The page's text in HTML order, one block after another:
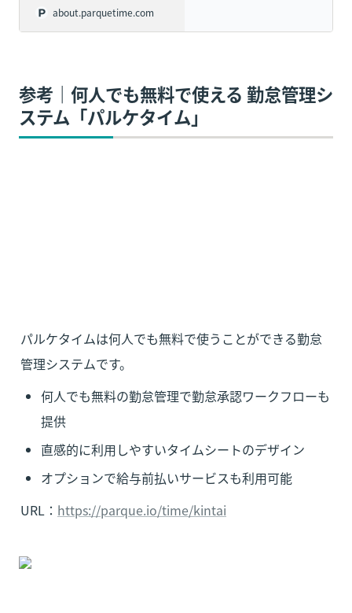
about.parquetime.com
参考｜何人でも無料で使える 勤怠管理シ
ステム「パルケタイム」
パルケタイムは何人でも無料で使うことができる勤怠
管理システムです。
何人でも無料の勤怠管理で勤怠承認ワークフローも
提供
直感的に利用しやすいタイムシートのデザイン
オプションで給与前払いサービスも利用可能
URL： https://parque.io/time/kintai